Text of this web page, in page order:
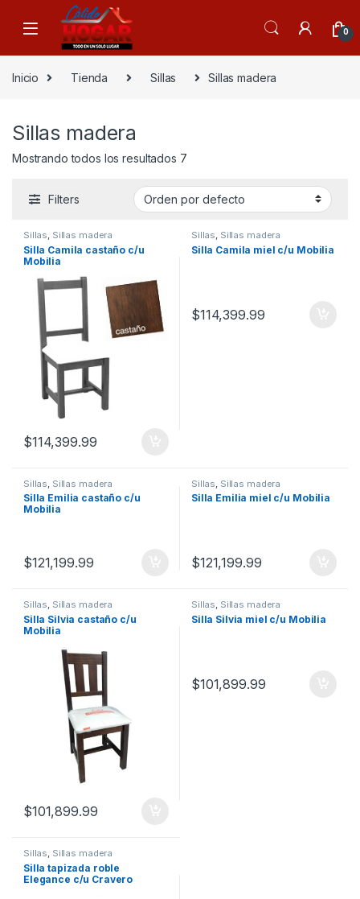
Skip to navigation
Skip to content
0
Inicio Tienda Sillas Sillas madera
Sillas madera
Mostrando todos los resultados 7
Filters
Sillas, Sillas madera
Silla Camila castaño c/u
Mobilia
$114,399.99
Sillas, Sillas madera
Silla Camila miel c/u Mobilia
$114,399.99
Sillas Sillas madera
Silla Emilia castaño c/u
Mobilia
$121,199.99
Sillas Sillas madera
Silla Emilia miel c/u Mobilia
$121,199.99
Sillas, Sillas madera
Silla Silvia castaño c/u
Mobilia
$101,899.99
Sillas, Sillas madera
Silla Silvia miel c/u Mobilia
$101,899.99
Sillas, Sillas madera
Silla tapizada roble
Elegance c/u Cravero